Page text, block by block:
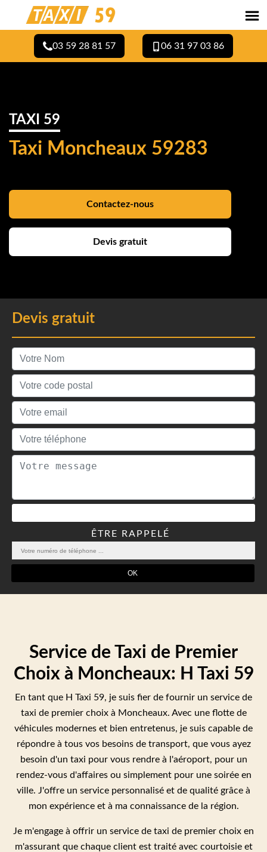
03 59 28 81 57 06 31 97 03 86
TAXI 59
Taxi Moncheaux 59283
Contactez-nous
Devis gratuit
Devis gratuit
ÊTRE RAPPELÉ
Service de Taxi de Premier
Choix à Moncheaux: H Taxi 59
En tant que H Taxi 59, je suis fier de fournir un service de
taxi de premier choix à Moncheaux. Avec une flotte de
véhicules modernes et bien entretenus, je suis capable de
répondre à tous vos besoins de transport, que vous ayez
besoin d'un taxi pour vous rendre à l'aéroport, pour un
rendez-vous d'affaires ou simplement pour une soirée en
ville. J'offre un service personnalisé et de qualité grâce à
mon expérience et à ma connaissance de la région.
Je m'engage à offrir un service de taxi de premier choix en
m'assurant que chaque client est traité avec courtoisie et